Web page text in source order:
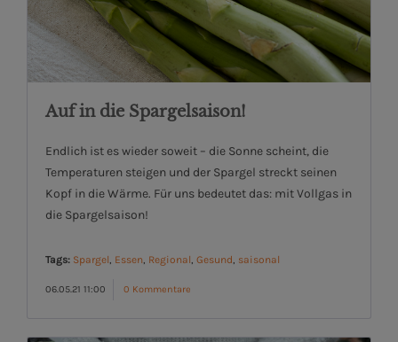
Auf in die Spargelsaison!
Endlich ist es wieder soweit – die Sonne scheint, die
Temperaturen steigen und der Spargel streckt seinen
Kopf in die Wärme. Für uns bedeutet das: mit Vollgas in
die Spargelsaison!
Tags: Spargel, Essen, Regional, Gesund, saisonal
06.05.21 11:00 0 Kommentare